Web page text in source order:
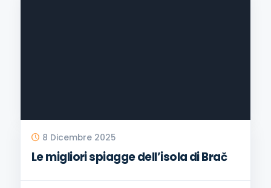
8 Dicembre 2025
Le migliori spiagge dell’isola di Brač